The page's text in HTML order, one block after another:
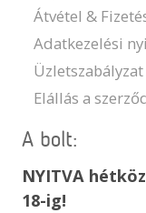
Átvétel &
Adatkezelési
Üzletszabályzat
Elállás a
A bolt:
NYITVA
18-ig!